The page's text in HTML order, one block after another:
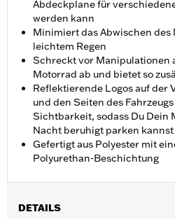
Abdeckplane für
werden kann
Minimiert das Abwischen des
leichtem Regen
Schreckt vor Manipulationen
Motorrad ab und bietet so
Reflektierende Logos auf der
und den Seiten des
Sichtbarkeit, sodass Du Dein
Nacht beruhigt parken kannst
Gefertigt aus Polyester mit
Polyurethan-Beschichtung
DETAILS